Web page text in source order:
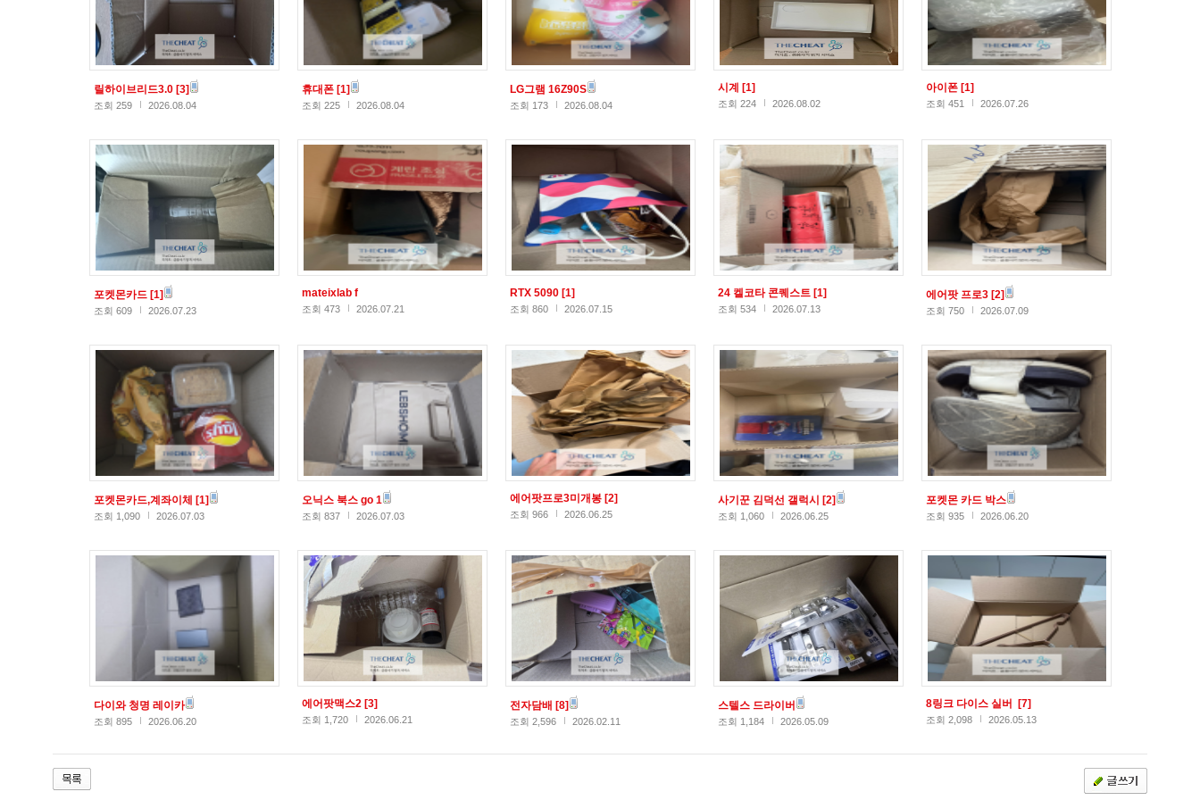
릴하이브리드3.0 [3]
조회 259 2026.08.04
휴대폰 [1]
조회 225 2026.08.04
LG그램 16Z90S
조회 173 2026.08.04
시계 [1]
조회 224 2026.08.02
아이폰 [1]
조회 451 2026.07.26
포켓몬카드 [1]
조회 609 2026.07.23
mateixlab f
조회 473 2026.07.21
RTX 5090 [1]
조회 860 2026.07.15
24 켈코타 콘퀘스트 [1]
조회 534 2026.07.13
에어팟 프로3 [2]
조회 750 2026.07.09
포켓몬카드,계좌이체 [1]
조회 1,090 2026.07.03
오닉스 북스 go 1
조회 837 2026.07.03
에어팟프로3미개봉 [2]
조회 966 2026.06.25
사기꾼 김덕선 갤럭시 [2]
조회 1,060 2026.06.25
포켓몬 카드 박스
조회 935 2026.06.20
다이와 청명 레이카
조회 895 2026.06.20
에어팟맥스2 [3]
조회 1,720 2026.06.21
전자담배 [8]
조회 2,596 2026.02.11
스텔스 드라이버
조회 1,184 2026.05.09
8링크 다이스 실버 [7]
조회 2,098 2026.05.13